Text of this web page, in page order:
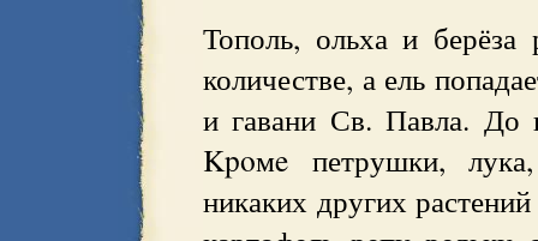
Тополь, ольха и
количестве, а ель
и гавани Св. Павла. До
Kpoмe петрушки,
никаких других